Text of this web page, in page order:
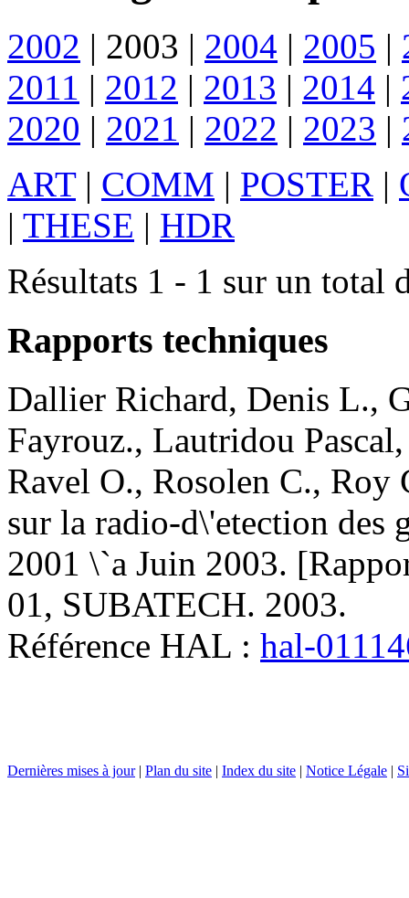
2002 | 2003 | 2004 | 2005 |
2011 | 2012 | 2013 | 2014 |
2020 | 2021 | 2022 | 2023 |
ART| COMM | POSTER |
| THESE | HDR
Résultats 1 - 1 sur un total
Rapports techniques
Dallier Richard, Denis L.,
Fayrouz., Lautridou Pascal
Ravel O., Rosolen C., Roy
sur la radio-d\'etection des
2001 \`a Juin 2003.
01, SUBATECH. 2003.
Référence HAL : hal-
Dernières mises à jour| Plan du site | Index du site | Notice Légale |